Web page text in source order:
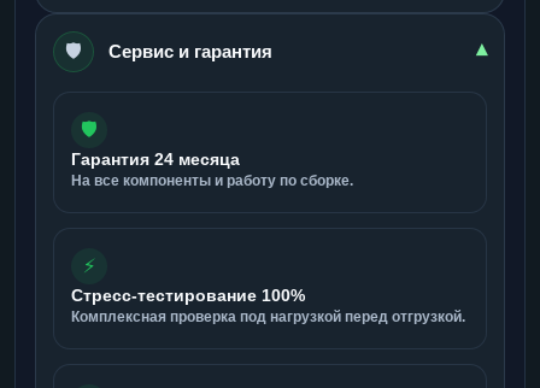
🛡️ Сервис и гарантия ▾
🛡️
Гарантия 24 месяца
На все компоненты и работу по сборке.
⚡
Стресс-тестирование 100%
Комплексная проверка под нагрузкой перед отгрузкой.